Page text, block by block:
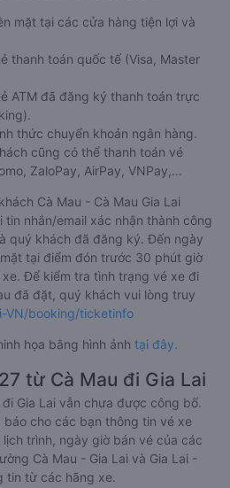
mặt tại các cửa hàng tiện lợi và
thanh toán quốc tế (Visa, Master
ATM đã đăng ký thanh toán trực
thức chuyển khoản ngân hàng.
cũng có thể thanh toán vé
ZaloPay, AirPay, VNPay,…
Cà Mau - Cà Mau Gia Lai
tin nhắn/email xác nhận thành công
quý khách đã đăng ký. Đến ngày
tại điểm đón trước 30 phút giờ
Để kiểm tra tình trạng vé xe đi
đã đặt, quý khách vui lòng truy
VN/booking/ticketinfo
họa bằng hình ảnh tại đây.
từ Cà Mau đi Gia Lai
Gia Lai vẫn chưa được công bố.
báo cho các bạn thông tin vé xe
trình, ngày giờ bán vé của các
Cà Mau - Gia Lai và Gia Lai -
tin từ các hãng xe.